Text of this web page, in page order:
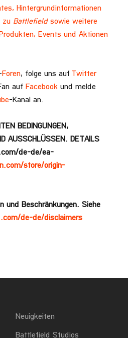
Hintergrundinformationen
zu Battlefieldsowie weitere
Events und Aktionen
Foren, folge uns auf
Twitter
auf Facebookund melde
-Kanal an.
BEDINGUNGEN,
AUSSCHLÜSSEN. DETAILS
de-de/ea-
store/origin-
und Beschränkungen. Siehe
de-de/disclaimers